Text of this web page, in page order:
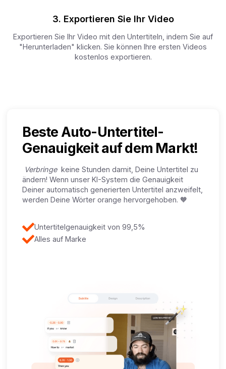
3. Exportieren Sie Ihr Video
Exportieren Sie Ihr Video mit den Untertiteln, indem Sie auf
"Herunterladen" klicken. Sie können Ihre ersten Videos
kostenlos exportieren.
Beste Auto-Untertitel-
Genauigkeit auf dem Markt!
Verbringe keine Stunden damit, Deine Untertitel zu
ändern! Wenn unser KI-System die Genauigkeit
Deiner automatisch generierten Untertitel anzweifelt,
werden Deine Wörter orange hervorgehoben. 🧡
Untertitelgenauigkeit von 99,5%
Alles auf Marke